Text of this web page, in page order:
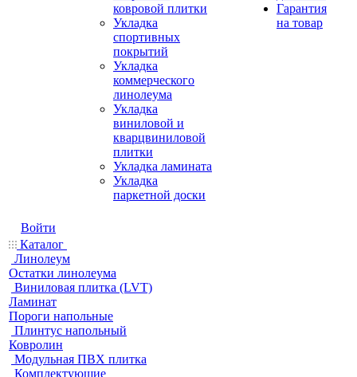
ковровой плитки
Укладка
спортивных
покрытий
Укладка
коммерческого
линолеума
Укладка
виниловой и
кварцвиниловой
плитки
Укладка ламината
Укладка
паркетной доски
Гарантия
на товар
Войти
Каталог
Линолеум
Остатки линолеума
Виниловая плитка (LVT)
Ламинат
Пороги напольные
Плинтус напольный
Ковролин
Модульная ПВХ плитка
Комплектующие